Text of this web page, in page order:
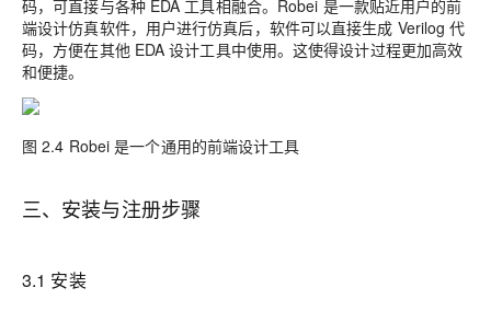
码，可直接与各种 EDA 工具相融合。Robei 是一款贴近用户的前
端设计仿真软件，用户进行仿真后，软件可以直接生成 Verilog 代
码，方便在其他 EDA 设计工具中使用。这使得设计过程更加高效
和便捷。
图 2.4 Robei 是一个通用的前端设计工具
三、安装与注册步骤
3.1 安装